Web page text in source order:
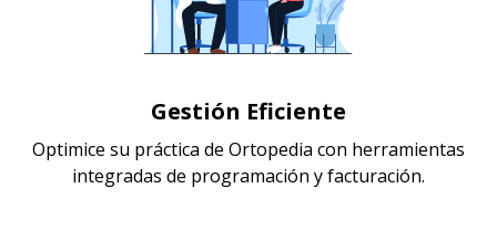
Gestión Eficiente
Optimice su práctica de Ortopedia con herramientas
integradas de programación y facturación.